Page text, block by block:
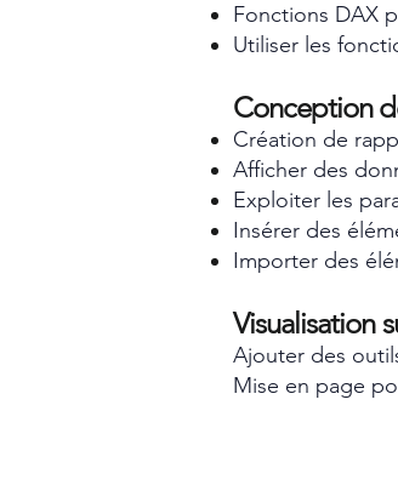
Fonctions DAX
Utiliser les
Conception
Création de
Afficher des
Exploiter les
Insérer des
Importer des
Visualisation
Ajouter des
Mise en page